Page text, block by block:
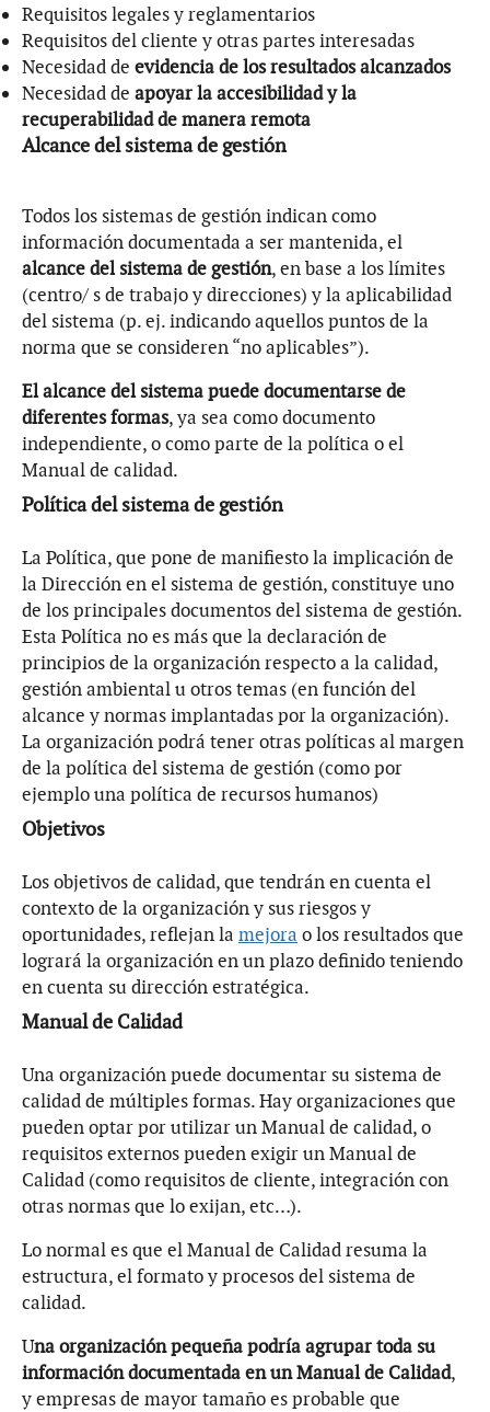
Requisitos legales y reglamentarios
Requisitos del cliente y otras partes interesadas
Necesidad de evidencia de los resultados alcanzados
Necesidad de apoyar la accesibilidad y la
recuperabilidad de manera remota
Alcance del sistema de gestión
Todos los sistemas de gestión indican como
información documentada a ser mantenida, el
alcance del sistema de gestión, en base a los límites
(centro/ s de trabajo y direcciones) y la aplicabilidad
del sistema (p. ej. indicando aquellos puntos de la
norma que se consideren “no aplicables”).
El alcance del sistema puede documentarse de
diferentes formas, ya sea como documento
independiente, o como parte de la política o el
Manual de calidad.
Política del sistema de gestión
La Política, que pone de manifiesto la implicación de
la Dirección en el sistema de gestión, constituye uno
de los principales documentos del sistema de gestión.
Esta Política no es más que la declaración de
principios de la organización respecto a la calidad,
gestión ambiental u otros temas (en función del
alcance y normas implantadas por la organización).
La organización podrá tener otras políticas al margen
de la política del sistema de gestión (como por
ejemplo una política de recursos humanos)
Objetivos
Los objetivos de calidad, que tendrán en cuenta el
contexto de la organización y sus riesgos y
oportunidades, reflejan la mejora o los resultados que
logrará la organización en un plazo definido teniendo
en cuenta su dirección estratégica.
Manual de Calidad
Una organización puede documentar su sistema de
calidad de múltiples formas. Hay organizaciones que
pueden optar por utilizar un Manual de calidad, o
requisitos externos pueden exigir un Manual de
Calidad (como requisitos de cliente, integración con
otras normas que lo exijan, etc…).
Lo normal es que el Manual de Calidad resuma la
estructura, el formato y procesos del sistema de
calidad.
Una organización pequeña podría agrupar toda su
información documentada en un Manual de Calidad,
y empresas de mayor tamaño es probable que